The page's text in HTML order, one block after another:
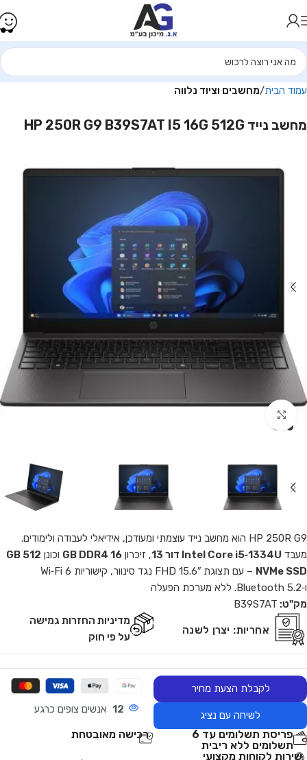
עמוד הבית מחשבים וציוד נלווה
מחשב נייד HP 250R G9 B39S7AT I5 16G 512G
HP 250R G9 הוא מחשב נייד עוצמתי ומעודכן, אידיאלי לעבודה ולימודים.
מעבד Intel Core i5‑1334U דור 13 , זיכרון 16 GB DDR4 וכונן
512 GB
NVMe SSD
– עם תצוגת 15.6″ FHD נגד סינוור, קישוריות Wi‑Fi 6
ו‑Bluetooth 5.2. ללא מערכת הפעלה
מק"ט: B39S7AT
אחריות: יצרן לשנה
מדיניות החזרות גמישה
על פי חוק
לקבלת הצעת מחיר
לשיחה עם נציג 12 אנשים צופים כרגע
פריסת תשלומים עד 6
תשלומים ללא ריבית
רכישה מאובטחת
שירות לקוחות מקצועי